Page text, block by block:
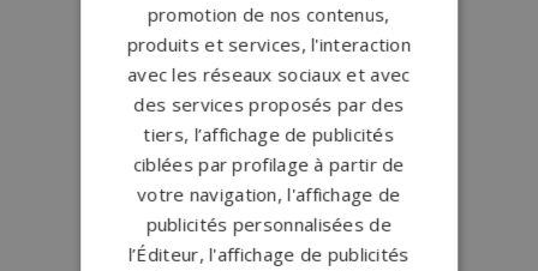
promotion de nos contenus,
produits et services, l'interaction
avec les réseaux sociaux et avec
des services proposés par des
tiers, l’affichage de publicités
ciblées par profilage à partir de
votre navigation, l'affichage de
publicités personnalisées de
l’Éditeur, l'affichage de publicités